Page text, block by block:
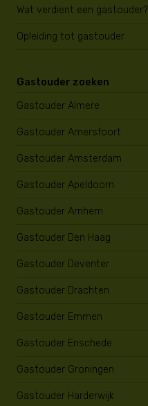
Wat verdient een gastouder?
Opleiding tot gastouder
Gastouder zoeken
Gastouder Almere
Gastouder Amersfoort
Gastouder Amsterdam
Gastouder Apeldoorn
Gastouder Arnhem
Gastouder Den Haag
Gastouder Deventer
Gastouder Drachten
Gastouder Emmen
Gastouder Enschede
Gastouder Groningen
Gastouder Harderwijk